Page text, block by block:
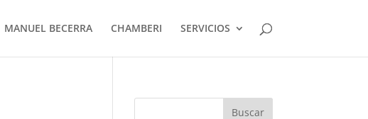
MANUEL BECERRA CHAMBERI SERVICIOS
Buscar